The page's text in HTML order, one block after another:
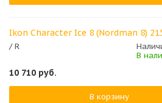
Ikon Character Ice 8 (Nordman 8)
/ R
В
10 710 руб.
В корзину